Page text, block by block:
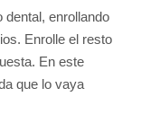
dental, enrollando
Enrolle el resto
En este
que lo vaya